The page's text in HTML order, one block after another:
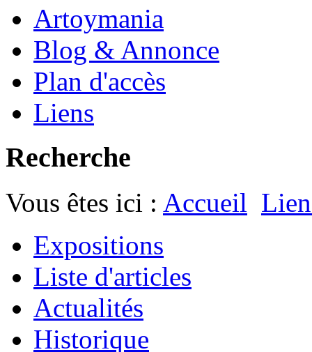
Artoymania
Blog & Annonce
Plan d'accès
Liens
Recherche
Vous êtes ici : Accueil
Expositions
Liste d'articles
Actualités
Historique